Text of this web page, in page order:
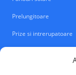
Prelungitoare
Prize si intrerupatoare